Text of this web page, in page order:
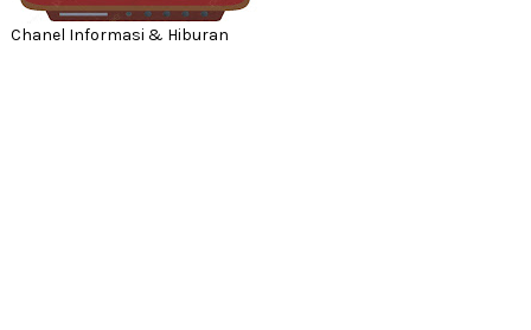
Chanel Informasi & Hiburan